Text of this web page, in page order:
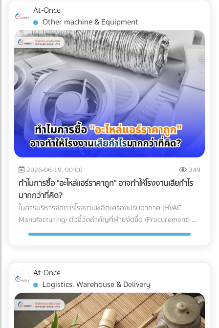
คาร์บอนในการส่งออกได้อย่างเห็นผล เปรียบเทียบวัสดุบรรจุ
ภัณฑ์สำหรับโรงงานอาหารแช่แข็ง บทสรุป การเปลี่ยนผ่านสู่บรรจุ
ภัณฑ์รักษ์โลกในสายการผลิตอาหารแช่แข็ง ไม่ใช่เรื่องของการ
หลับตาเลือกวัสดุที่มีป้าย Eco แปะอยู่ แต่เป็นการคำนวณเชิง
วิศวกรรมที่ต้องรักษาสมดุลระหว่าง "การรักษาสิ่งแวดล้อม" และ
"การรักษาคุณภาพอาหาร" การฝืนใช้วัสดุที่ทนความเย็นไม่ได้จน
ทำให้อาหารเสีย เกิดเป็นขยะอาหาร (Food Waste) จะสร้างผล
เสียต่อสิ่งแวดล้อมและต้นทุนของบริษัทมากกว่าตัวพลาสติกเอง
เสียอีก หัวใจสำคัญคือการเลือกพาร์ทเนอร์ด้านบรรจุภัณฑ์ที่
เข้าใจเทคโนโลยี Mono-material เพื่อผลักดันให้ธุรกิจของคุณ
เติบโตได้อย่างยั่งยืน ทั้งในแง่ของผลกำไรและการดูแลโลกใบนี้
การเลือกบรรจุภัณฑ์อาหารแช่แข็งที่ตอบโจทย์ทั้งนโยบาย ESG
และความปลอดภัยทางวิศวกรรม ไม่ใช่เรื่องที่ควรลองผิดลองถูก
คุณต้องการพาร์ทเนอร์ที่มีความเชี่ยวชาญตัวจริง เพื่อมาช่วย
ลดความเสี่ยง ป้องกันสินค้าเสียหาย และควบคุมต้นทุนของ
โรงงาน ไม่ต้องเสียเวลาค้นหาซัพพลายเออร์ทีละเจ้าให้เหนื่อย
เพราะที่ At-Once เราได้รวบรวมรายชื่อบริษัทและโรงงานชั้นนำ
กว่า 1,000 แห่งที่ให้บริการเกี่ยวข้องกับบรรจุภัณฑ์อย่างครบ
วงจรไว้ให้คุณแล้ว คลิกที่นี่!
หรือส่งออกไปยังประเทศที่มีข้อตกลงเขตการค้าเสรี (FTA) เช่น
จีน ญี่ปุ่น หรืออาเซียน ธุรกิจสามารถใช้ Certificate of Origin
(C/O) หรือหนังสือรับรองถิ่นกำเนิดสินค้า เพื่อขอลดหย่อนหรือ
ยกเว้นภาษีนำเข้าได้ ความเสี่ยง: กฎเกณฑ์ในการขอ C/O ของ
แต่ละประเทศมีความละเอียดอ่อนมาก หากกรอกข้อมูลใน
Commercial Invoice, Packing List ไม่ตรงกันเพียงจุดเดียว
หรือระบุเกณฑ์การผลิต (Origin Criteria) ผิดพลาด ปลายทาง
อาจปฏิเสธฟอร์มนั้นทันที ทำให้ผู้นำเข้าต้องจ่ายภาษีในอัตราปกติ
(MFN Rate) แบบเต็มจำนวน 3. ตกม้าตายเรื่องใบอนุญาตเฉพาะ
ทาง (Restricted Goods Licenses) สินค้าหลายประเภทไม่
สามารถนำเข้าได้ทันทีแม้จะจ่ายภาษีครบแล้วก็ตาม แต่ต้องมีใบ
อนุญาตจากหน่วยงานที่เกี่ยวข้อง เช่น อย. (FDA), มอก. (TISI),
หรือกรมวิชาการเกษตร ความเสี่ยง: หากธุรกิจสั่งของเข้ามาถึง
ท่าเรือแล้วเพิ่งทราบว่าต้องใช้ใบอนุญาต สินค้าจะถูกอายัดไว้ที่
ท่าเรือทันที สิ่งที่ตามมาคือ ค่าเสียเวลาพื้นที่ท่าเรือ
(Demurrage) และ ค่าเสียเวลาตู้ (Detention) ที่วิ่งเดินหน้าทุกวัน
(มักเริ่มต้นที่หลักพันและพุ่งสูงขึ้นเรื่อยๆ ต่อตู้ต่อวัน) หากขอใบ
อนุญาตไม่ทัน สินค้านั้นอาจถูกบังคับส่งกลับประเทศต้นทางหรือ
ถูกทำลายทิ้ง เปรียบเทียบชัดๆ: ทำเอง vs. ใช้ผู้เชี่ยวชาญ เพื่อชี้
ให้เห็นภาพชัดเจนว่าทำไมการจ้าง Freight Forwarder หรือ
การตามแก้ปัญหา ในอุตสาหกรรมโลจิสติกส์ มีประโยคคลาสสิกที่
ว่า "ปัญหาหน้าด่านศุลกากร เป็นปัญหาที่จ่ายแพงที่สุด" การ
ทำงานร่วมกับ Freight Forwarder ที่มีประสบการณ์ ไม่ใช่แค่การ
จ้างคนมาเดินเอกสาร แต่คือการจ้าง "ที่ปรึกษาทางกฎหมายและผู้
บริหารความเสี่ยง" ให้กับซัพพลายเชนของคุณ พวกเขาจะทำ
แวดล้อมที่ไม่ได้มาตรฐาน พลาสติกเหล่านั้นก็อาจกลายเป็นพาหะ
นำเชื้อโรคชั้นดี นี่คือจุดที่ "ห้องปลอดเชื้อ" หรือ "Cleanroom"
เข้ามามีบทบาทสำคัญในฐานะด่านป้อมปราการที่แข็งแกร่งที่สุด ใน
การปกป้องอุปกรณ์การแพทย์ให้รอดพ้นจากการปนเปื้อนก่อนถึง
มือแพทย์และคนไข้ Cleanroom ในอุตสาหกรรมพลาสติกการ
แพทย์ คืออะไร? Cleanroom คือห้องที่มีการควบคุมสภาพ
แวดล้อมอย่างเข้มงวด ไม่ว่าจะเป็นปริมาณฝุ่นละอองในอากาศ,
อุณหภูมิ, ความชื้น, และความดันอากาศ โดยใช้ระบบแผ่นกรอง
อากาศประสิทธิภาพสูง (HEPA หรือ ULPA Filters) เพื่อดักจับ
อนุภาคขนาดเล็กที่มองไม่เห็นด้วยตาเปล่า สำหรับการผลิต
พลาสติก Medical Grade (เช่น กระบอกฉีดยา, สายน้ำเกลือ,
หรือชิ้นส่วนรากฟันเทียม) มาตรฐานห้องปลอดเชื้อที่นิยมใช้มักจะ
อ้างอิงตามมาตรฐาน ISO 14644-1 โดยระดับที่พบได้บ่อยใน
โรงงานผลิตเครื่องมือแพทย์คือ ISO Class 7 และ ISO Class 8
ซึ่งมีการจำกัดจำนวนอนุภาคในอากาศอย่างรัดกุม เพื่อให้มั่นใจว่า
ชิ้นงานจะสะอาดที่สุด 3 เหตุผลที่ Cleanroom ขาดไม่ได้ในการ
ผลิตอุปกรณ์การแพทย์ ทำไมโรงงานรับฉีดพลาสติก (Injection
Molding) ทั่วไป ถึงไม่สามารถผลิตอุปกรณ์การแพทย์ได้? คำ
ตอบอยู่ในความเข้มงวด 3 ประการดังต่อไปนี้: 1. การควบคุม
ปริมาณเชื้อจุลินทรีย์ (Bioburden Control) ก่อนที่อุปกรณ์
จุลินทรีย์เริ่มต้น (Bioburden) ต่ำที่สุดเท่าที่จะทำได้ การผลิตชิ้น
ส่วนพลาสติกภายใน Cleanroom จะช่วยลดความเสี่ยงที่
แบคทีเรีย เชื้อรา หรือไวรัส จะเกาะติดลงบนผิวของพลาสติก ซึ่ง
ช่วยให้กระบวนการฆ่าเชื้อในขั้นตอนสุดท้ายมีประสิทธิภาพ
สมบูรณ์แบบ 100% 2. การป้องกันอนุภาคแปลกปลอม
At-Once
Other machine & Equipment
2026-06-19, 00:00 349
ทำไมการซื้อ "อะไหล่แอร์ราคาถูก" อาจทำให้โรงงานเสียกำไร
มากกว่าที่คิด?
ในการบริหารจัดการโรงงานผลิตเครื่องปรับอากาศ (HVAC
Manufacturing) ตัวชี้วัดสำคัญที่ฝ่ายจัดซื้อ (Procurement) มัก
ถูกกดดันเสมอคือ "การลดต้นทุน (Cost Reduction)" เพื่อเพิ่ม
อุตสาหกรรม การตัดสินใจด้วย "ราคาป้าย" เพียงอย่างเดียว
อาจนำมาซึ่ง "ต้นทุนแฝง (Hidden Costs)" มหาศาลที่กัดกินกำไร
ของบริษัทในระยะยาวโดยที่คุณไม่รู้ตัว 3 ต้นทุนแฝงสุดอันตราย
จากการใช้อะไหล่แอร์ที่ไม่ได้มาตรฐาน การประกอบเครื่องปรับ
อากาศหนึ่งเครื่องประกอบไปด้วยชิ้นส่วนกลไก (Mechanical
At-Once
Logistics, Warehouse & Delivery